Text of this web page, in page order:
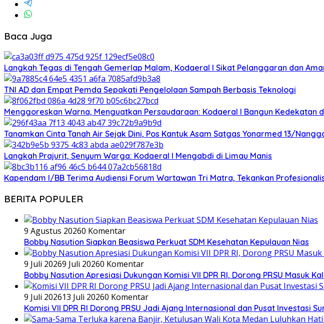
Baca Juga
Langkah Tegas di Tengah Gemerlap Malam, Kodaeral I Sikat Pelanggaran dan
TNI AD dan Empat Pemda Sepakati Pengelolaan Sampah Berbasis Teknologi
Menggoreskan Warna, Menguatkan Persaudaraan: Kodaeral I Bangun Kedekatan
Tanamkan Cinta Tanah Air Sejak Dini, Pos Kantuk Asam Satgas Yonarmed 13/
‎Langkah Prajurit, Senyum Warga: Kodaeral I Mengabdi di Limau Manis
Kapendam I/BB Terima Audiensi Forum Wartawan Tri Matra, Tekankan
BERITA POPULER
9 Agustus 20260 Komentar
Bobby Nasution Siapkan Beasiswa Perkuat SDM Kesehatan Kepulauan Nias
9 Juli 20269 Juli 20260 Komentar
Bobby Nasution Apresiasi Dukungan Komisi VII DPR RI, Dorong PRSU Masuk
9 Juli 202613 Juli 20260 Komentar
Komisi VII DPR RI Dorong PRSU Jadi Ajang Internasional dan Pusat Investasi